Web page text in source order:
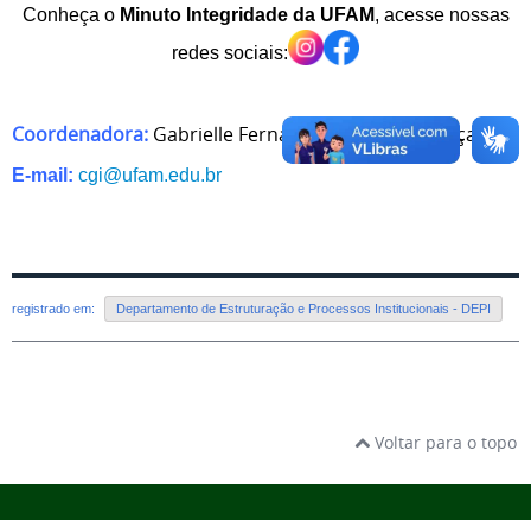
Conheça o Minuto Integridade da UFAM, acesse nossas
redes sociais:
Coordenadora: Gabrielle Fernandes Marinho Gonçalves
E-mail: cgi@ufam.edu.br
registrado em: Departamento de Estruturação e Processos Institucionais - DEPI
Voltar para o topo